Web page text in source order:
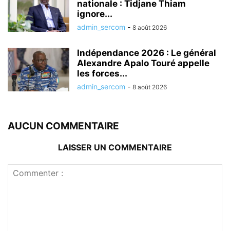
nationale : Tidjane Thiam
ignore...
admin_sercom - 8 août 2026
Indépendance 2026 : Le général
Alexandre Apalo Touré appelle
les forces...
admin_sercom - 8 août 2026
AUCUN COMMENTAIRE
LAISSER UN COMMENTAIRE